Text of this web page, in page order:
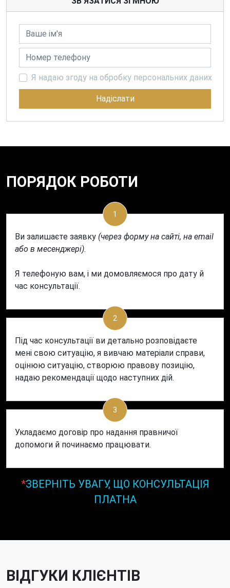
Ваше ім'я
Номер телефону
Я надаю згоду на обробку персональних даних
Надіслати
ПОРЯДОК РОБОТИ
1
Ви залишаєте заявку (через форму на сайті, на email
або в месенджері).
Я телефоную вам, і ми домовляємося про дату й
час консультації.
2
Під час консультації ви детально розповідаєте
мені свою ситуацію, я вивчаю матеріали справи,
оцінюю ситуацію, створюю правову позицію,
надаю рекомендації щодо наступних дій.
3
Укладаємо договір про надання правничої
допомоги й починаємо працювати.
*ЗВЕРНІТЬ УВАГУ, ЩО КОНСУЛЬТАЦІЯ
ПЛАТНА
ВІДГУКИ КЛІЄНТІВ